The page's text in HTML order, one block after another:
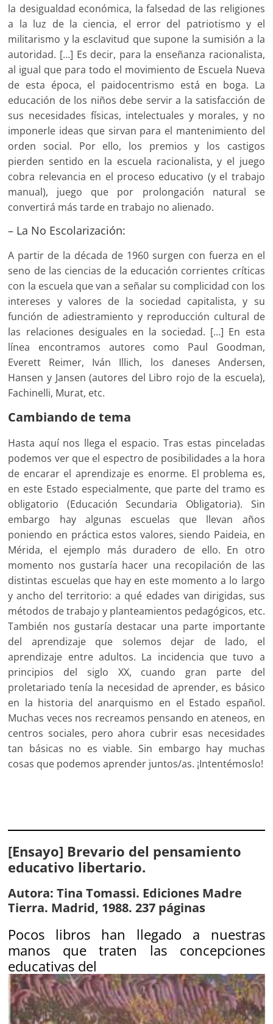
la desigualdad económica, la falsedad de las religiones
a la luz de la ciencia, el error del patriotismo y el
militarismo y la esclavitud que supone la sumisión a la
autoridad. […] Es decir, para la enseñanza racionalista,
al igual que para todo el movimiento de Escuela Nueva
de esta época, el paidocentrismo está en boga. La
educación de los niños debe servir a la satisfacción de
sus necesidades físicas, intelectuales y morales, y no
imponerle ideas que sirvan para el mantenimiento del
orden social. Por ello, los premios y los castigos
pierden sentido en la escuela racionalista, y el juego
cobra relevancia en el proceso educativo (y el trabajo
manual), juego que por prolongación natural se
convertirá más tarde en trabajo no alienado.
– La No Escolarización:
A partir de la década de 1960 surgen con fuerza en el
seno de las ciencias de la educación corrientes críticas
con la escuela que van a señalar su complicidad con los
intereses y valores de la sociedad capitalista, y su
función de adiestramiento y reproducción cultural de
las relaciones desiguales en la sociedad. […] En esta
línea encontramos autores como Paul Goodman,
Everett Reimer, Iván Illich, los daneses Andersen,
Hansen y Jansen (autores del Libro rojo de la escuela),
Fachinelli, Murat, etc.
Cambiando de tema
Hasta aquí nos llega el espacio. Tras estas pinceladas
podemos ver que el espectro de posibilidades a la hora
de encarar el aprendizaje es enorme. El problema es,
en este Estado especialmente, que parte del tramo es
obligatorio (Educación Secundaria Obligatoria). Sin
embargo hay algunas escuelas que llevan años
poniendo en práctica estos valores, siendo Paideia, en
Mérida, el ejemplo más duradero de ello. En otro
momento nos gustaría hacer una recopilación de las
distintas escuelas que hay en este momento a lo largo
y ancho del territorio: a qué edades van dirigidas, sus
métodos de trabajo y planteamientos pedagógicos, etc.
También nos gustaría destacar una parte importante
del aprendizaje que solemos dejar de lado, el
aprendizaje entre adultos. La incidencia que tuvo a
principios del siglo XX, cuando gran parte del
proletariado tenía la necesidad de aprender, es básico
en la historia del anarquismo en el Estado español.
Muchas veces nos recreamos pensando en ateneos, en
centros sociales, pero ahora cubrir esas necesidades
tan básicas no es viable. Sin embargo hay muchas
cosas que podemos aprender juntos/as. ¡Intentémoslo!
[Ensayo] Brevario del pensamiento
educativo libertario.
Autora: Tina Tomassi. Ediciones Madre
Tierra. Madrid, 1988. 237 páginas
Pocos libros han llegado a nuestras
manos que traten las concepciones
educativas del